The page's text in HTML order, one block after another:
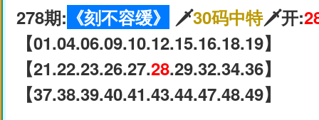
278期: 《刻不容缓》 🗡30码中特🗡开:
【01.04.06.09.10.12.15.16.18.19】
【21.22.23.26.27.28.29.32.34.36】
【37.38.39.40.41.43.44.47.48.49】